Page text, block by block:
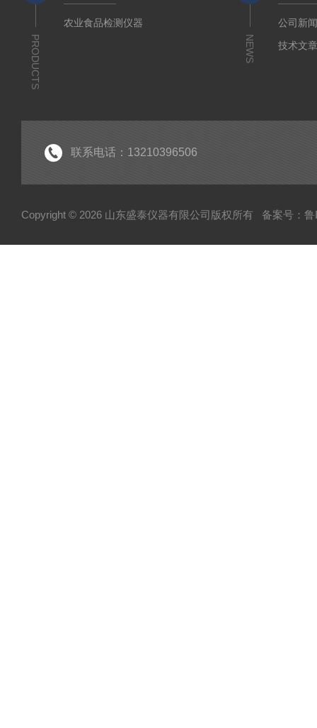
PRODUCTS
农业食品检测仪器
NEWS
公司新
技术文
联系电话：13210396506
Copyright © 2026 山东盛泰仪器有限公司版权所有 备案号：